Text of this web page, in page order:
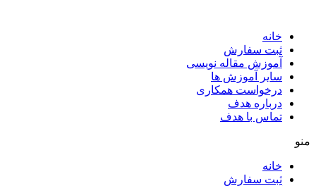
خانه
ثبت سفارش
آموزش مقاله نویسی
سایر آموزش ها
درخواست همکاری
درباره هدف
تماس با هدف
منو
خانه
ثبت سفارش